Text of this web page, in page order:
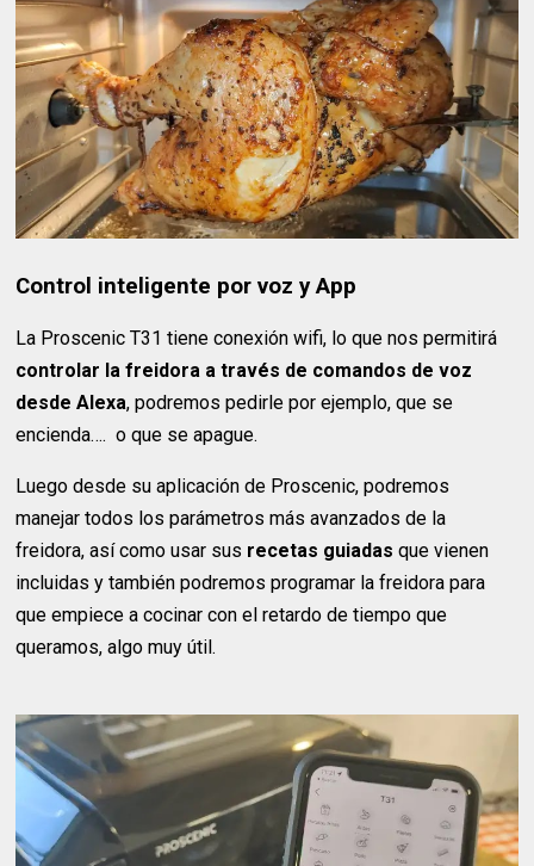
Control inteligente por voz y App
La Proscenic T31 tiene conexión wifi, lo que nos permitirá
controlar la freidora a través de comandos de voz
desde Alexa, podremos pedirle por ejemplo, que se
encienda…. o que se apague.
Luego desde su aplicación de Proscenic, podremos
manejar todos los parámetros más avanzados de la
freidora, así como usar sus recetas guiadas que vienen
incluidas y también podremos programar la freidora para
que empiece a cocinar con el retardo de tiempo que
queramos, algo muy útil.